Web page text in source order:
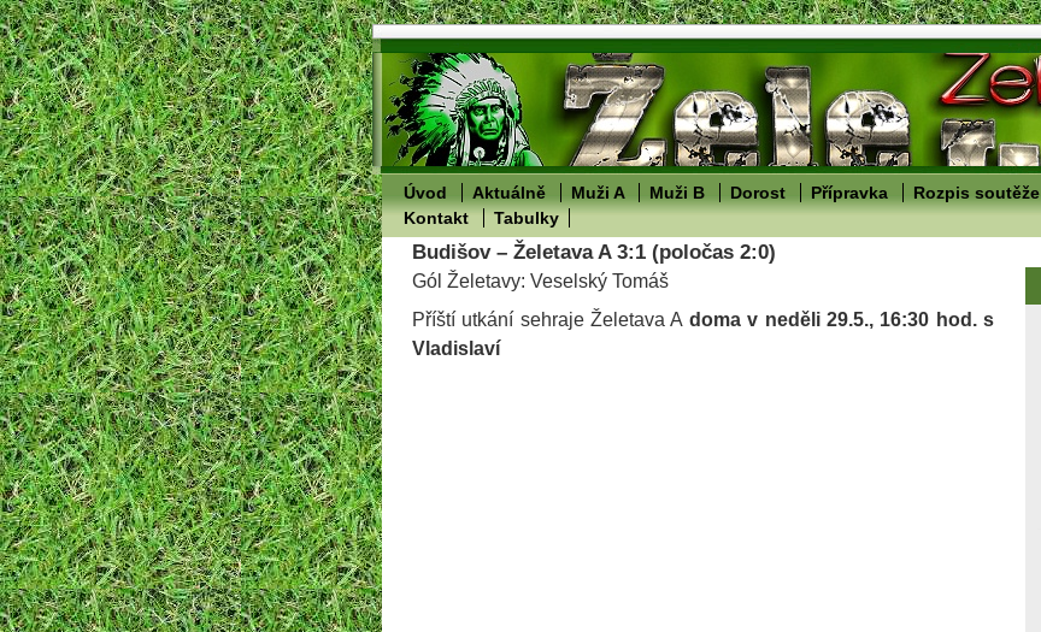
Úvod Aktuálně Muži A Muži B Dorost Přípravka Rozpis soutěže
Kontakt
Tabulky
Budišov – Želetava A 3:1 (poločas 2:0)
Gól Želetavy: Veselský Tomáš
Příští utkání sehraje Želetava A doma v neděli 29.5., 16:30 hod. s
Vladislaví